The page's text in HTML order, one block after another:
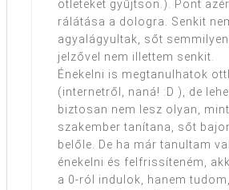
ötleteket gyűjtsön.). Pont
rálátása a dologra. Senkit
agyalágyultak, sőt
jelzővel nem illettem senkit.
Énekelni is megtanulhatok
(internetről, naná! :D ), de
biztosan nem lesz olyan,
szakember tanítana, sőt
belőle. De ha már tanultam
énekelni és felfrissíteném,
a 0-ról indulok, hanem